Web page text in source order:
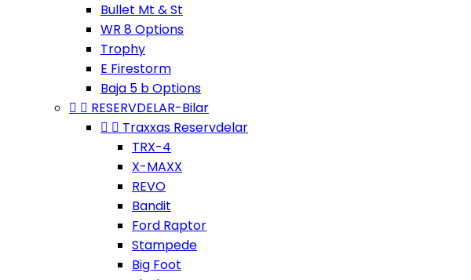
Bullet Mt & St
WR 8 Options
Trophy
E Firestorm
Baja 5 b Options
  RESERVDELAR-Bilar
  Traxxas Reservdelar
TRX-4
X-MAXX
REVO
Bandit
Ford Raptor
Stampede
Big Foot